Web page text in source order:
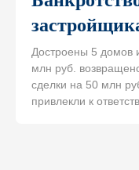
Достроены 5
млн руб.
сделки на 50 млн
привлекли к